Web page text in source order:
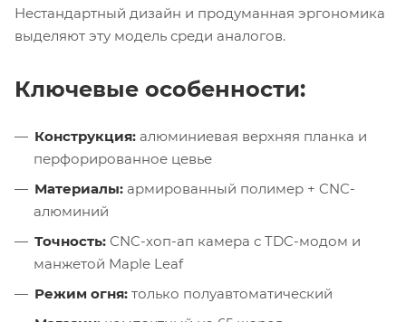
Нестандартный дизайн и продуманная эргономика
выделяют эту модель среди аналогов.
Ключевые особенности:
Конструкция: алюминиевая верхняя планка и
перфорированное цевье
Материалы: армированный полимер + CNC-
алюминий
Точность: CNC-хоп-ап камера с TDC-модом и
манжетой Maple Leaf
Режим огня: только полуавтоматический